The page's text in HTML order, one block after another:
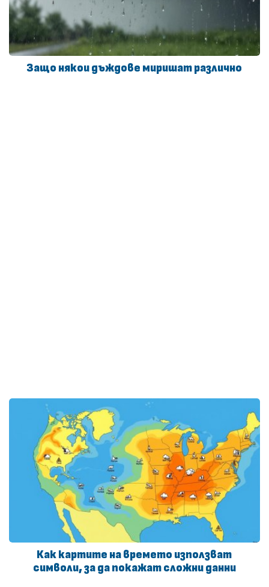
Защо някои дъждове миришат различно
Как картите на времето използват
символи, за да покажат сложни данни